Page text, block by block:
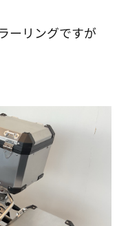
ーリングですが